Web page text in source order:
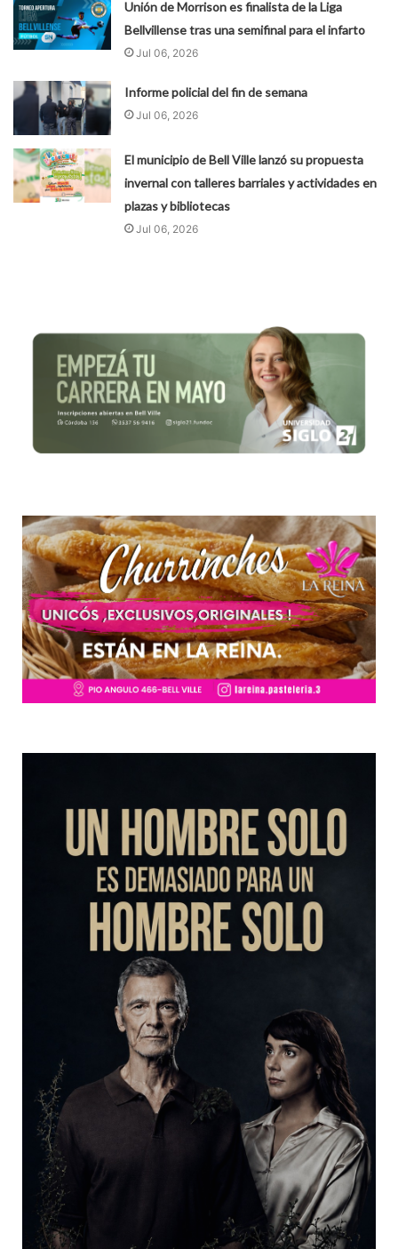
Unión de Morrison es finalista de la Liga
Bellvillense tras una semifinal para el infarto
Jul 06, 2026
Informe policial del fin de semana
Jul 06, 2026
El municipio de Bell Ville lanzó su propuesta
invernal con talleres barriales y actividades en
plazas y bibliotecas
Jul 06, 2026